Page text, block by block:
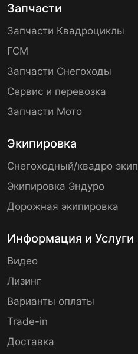
Запчасти
Запчасти Квадроциклы
ГСМ
Запчасти Снегоходы
Сервис и перевозка
Запчасти Мото
Экипировка
Снегоходный/квадро экип
Экипировка Эндуро
Дорожная экипировка
Информация и Услуги
Видео
Лизинг
Варианты оплаты
Trade-in
Доставка